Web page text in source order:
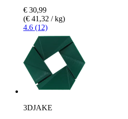
€ 30,99
(€ 41,32 / kg)
4.6 (12)
3DJAKE